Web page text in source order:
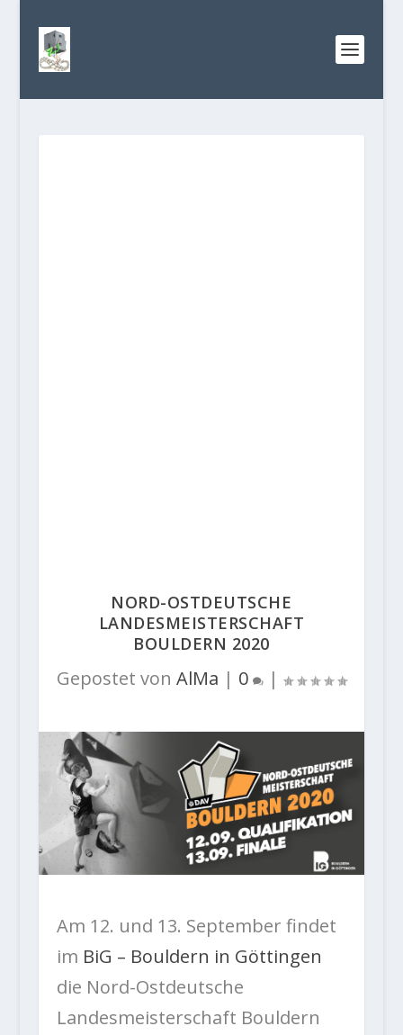
NORD-OSTDEUTSCHE
LANDESMEISTERSCHAFT
BOULDERN 2020
Gepostet von AlMa | 0 |
Am 12. und 13. September findet
im BiG – Bouldern in Göttingen
die Nord-Ostdeutsche
Landesmeisterschaft Bouldern